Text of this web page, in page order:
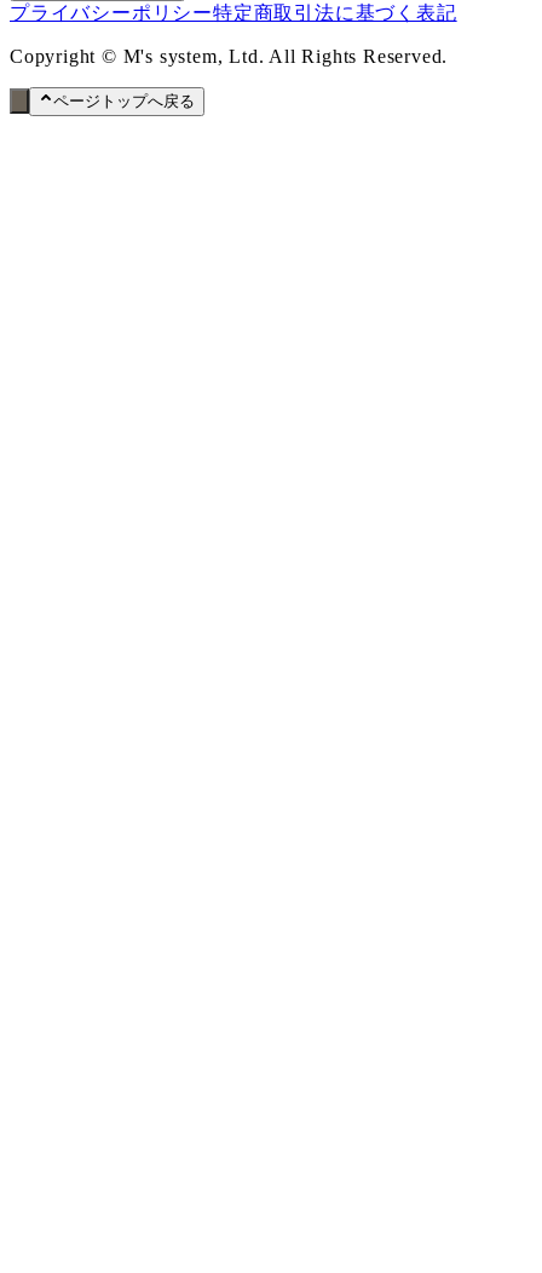
プライバシーポリシー特定商取引法に基づく表記
Copyright © M's system, Ltd. All Rights Reserved.
ページトップへ戻る